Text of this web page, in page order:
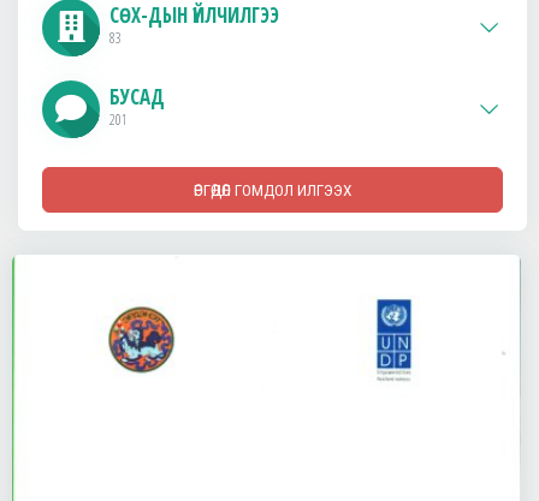
СӨХ-ДЫН ҮЙЛЧИЛГЭЭ
83
БУСАД
201
ӨРГӨДӨЛ ГОМДОЛ ИЛГЭЭХ